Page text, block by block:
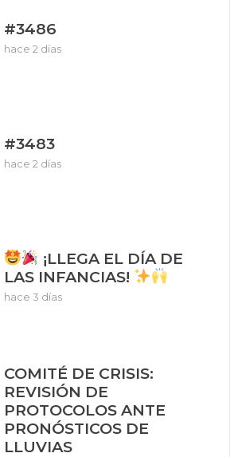
#3486
hace 2 días
#3483
hace 2 días
¡LLEGA EL DÍA DE
LAS INFANCIAS!
hace 3 días
COMITÉ DE CRISIS:
REVISIÓN DE
PROTOCOLOS ANTE
PRONÓSTICOS DE
LLUVIAS